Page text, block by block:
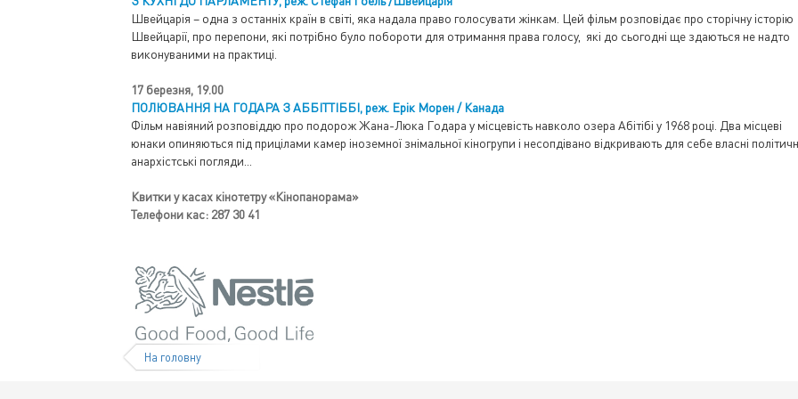
Швейцарія – одна з останніх країн в світі, яка надала право голосувати жінкам. Цей фільм розповідає про сторічну історію
Швейцарії, про перепони, які потрібно було побороти для отримання права голосу, які до сьогодні ще здаються не надто
виконуваними на практиці.
17 березня, 19.00
ПОЛЮВАННЯ НА ГОДАРА З АББІТТІББІ, реж. Ерік Морен / Канада
Фільм навіяний розповіддю про подорож Жана-Люка Годара у місцевість навколо озера Абітібі у 1968 році. Два місцеві
юнаки опиняються під прицілами камер іноземної знімальної кіногрупи і несопдівано відкривають для себе власні
анархістські погляди...
Квитки у касах кінотетру «Кінопанорама»
Телефони кас: 287 30 41
На головну